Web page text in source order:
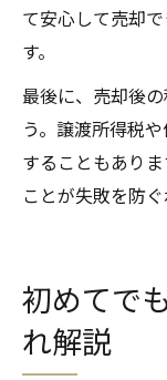
て安心して売却
す。
最後に、売却後
う。譲渡所得税
することもあり
ことが失敗を防ぐ
初めてで
れ解説